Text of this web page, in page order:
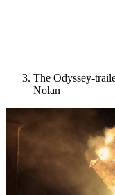
The Odyssey-
Nolan